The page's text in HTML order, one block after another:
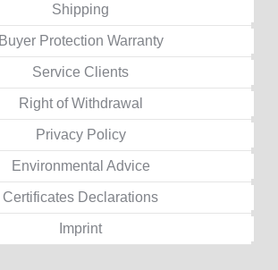
Shipping
Buyer Protection Warranty
Service Clients
Right of Withdrawal
Privacy Policy
Environmental Advice
Certificates Declarations
Imprint